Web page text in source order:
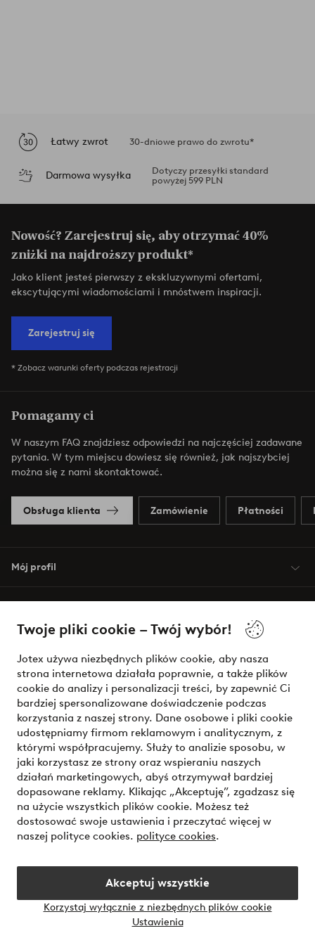
Twoje pliki cookie – Twój wybór!
Jotex używa niezbędnych plików cookie, aby nasza
strona internetowa działała poprawnie, a także plików
cookie do analizy i personalizacji treści, by zapewnić Ci
bardziej spersonalizowane doświadczenie podczas
korzystania z naszej strony. Dane osobowe i pliki cookie
udostępniamy firmom reklamowym i analitycznym, z
którymi współpracujemy. Służy to analizie sposobu, w
jaki korzystasz ze strony oraz wspieraniu naszych
działań marketingowych, abyś otrzymywał bardziej
dopasowane reklamy. Klikając „Akceptuję”, zgadzasz się
na użycie wszystkich plików cookie. Możesz też
dostosować swoje ustawienia i przeczytać więcej w
naszej polityce cookies. polityce cookies.
Akceptuj wszystkie
Korzystaj wyłącznie z niezbędnych plików cookie
Ustawienia
Łatwy zwrot 30-dniowe prawo do zwrotu*
Darmowa wysyłka
Dotyczy przesyłki standard
powyżej 599 PLN
Nowość? Zarejestruj się, aby otrzymać 40%
zniżki na najdroższy produkt*
Jako klient jesteś pierwszy z ekskluzywnymi ofertami,
ekscytującymi wiadomościami i mnóstwem inspiracji.
Zarejestruj się
* Zobacz warunki oferty podczas rejestracji
Pomagamy ci
W naszym FAQ znajdziesz odpowiedzi na najczęściej zadawane
pytania. W tym miejscu dowiesz się również, jak najszybciej
można się z nami skontaktować.
Obsługa klienta Zamówienie Płatności
Mój profil
Warunki
Bezpieczne płatności - zapłać teraz lub podziel się
Chcesz dowiedzieć się więcej o naszych opcjach płatności